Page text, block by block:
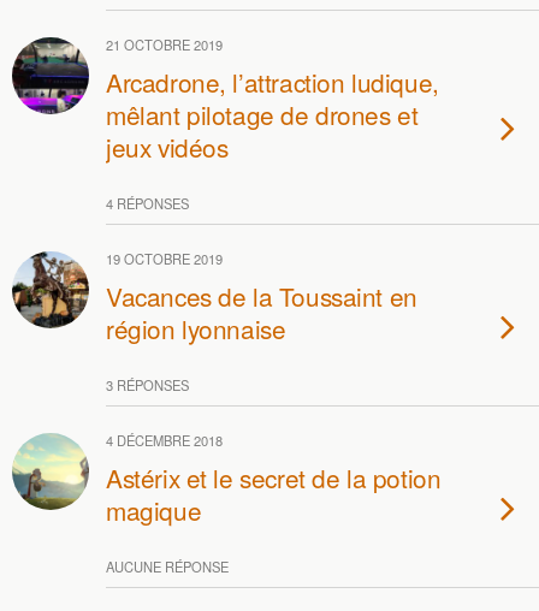
21 OCTOBRE 2019
Arcadrone, l’attraction ludique,
mêlant pilotage de drones et
jeux vidéos
4 RÉPONSES
19 OCTOBRE 2019
Vacances de la Toussaint en
région lyonnaise
3 RÉPONSES
4 DÉCEMBRE 2018
Astérix et le secret de la potion
magique
AUCUNE RÉPONSE